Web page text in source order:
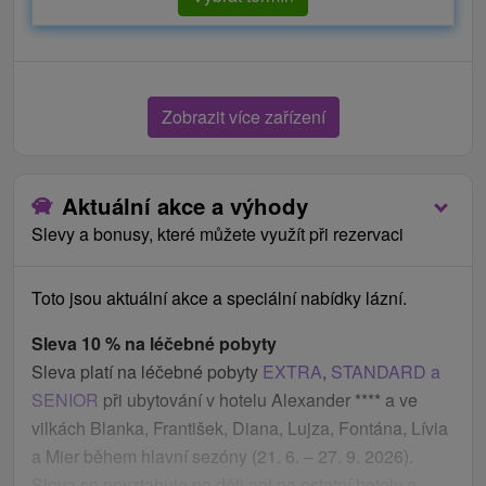
jak je uvedeno v cenících lázní
pouze v případě, pokud je pokoj k dispozici za
aktuální poplatek (od 10 € / pokoj)
Přistýlka možná v hotelu Ozón a Alexander pouze
v apartmánech, ne v pokojích (neplatí pro hotel
Zobrazit více zařízení
Aktuální akce a výhody
Slevy a bonusy, které můžete využít při rezervaci
Toto jsou aktuální akce a speciální nabídky lázní.
Sleva 10 % na léčebné pobyty
Sleva platí na léčebné pobyty EXTRA, STANDARD a
SENIOR při ubytování v hotelu Alexander **** a ve
vilkách Blanka, František, Diana, Lujza, Fontána, Lívia
a Mier během hlavní sezóny (21. 6. – 27. 9. 2026).